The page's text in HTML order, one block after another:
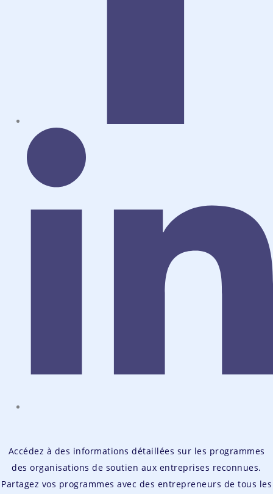
Accédez à des informations détaillées sur les programmes
des organisations de soutien aux entreprises reconnues.
Partagez vos programmes avec des entrepreneurs de tous les